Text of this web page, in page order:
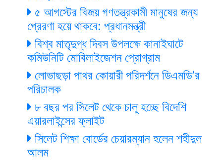
৫ আগস্টের বিজয় গণতন্ত্রকামী মানুষের জন্য
প্রেরণা হয়ে থাকবে: প্রধানমন্ত্রী
বিশ্ব মাতৃদুগ্ধ দিবস উপলক্ষে কানাইঘাটে
কমিউনিটি মোবিলাইজেশন প্রোগ্রাম
লোভাছড়া পাথর কোয়ারী পরিদর্শনে ডিএমডি’র
পরিচালক
৮ বছর পর সিলেট থেকে চালু হচ্ছে বিদেশি
এয়ারলাইন্সের ফ্লাইট
সিলেট শিক্ষা বোর্ডের চেয়ারম্যান হলেন শহীদুল
আলম